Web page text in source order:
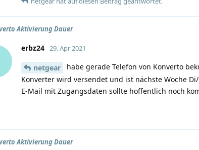
Aktivierung Dauer
erbz24 29. Apr 2021
netgear
habe gerade Telefon von Konverto
Konverter wird versendet und ist nächste Woche
E-Mail mit Zugangsdaten sollte hoffentlich noch
Aktivierung Dauer